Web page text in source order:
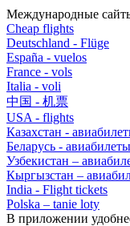
Международные
Cheap flights
Deutschland - Flüge
España - vuelos
France - vols
Italia - voli
中国 - 机票
USA - flights
Казахстан -
Беларусь - авиабилеты
Узбекистан –
Кыргызстан –
India - Flight tickets
Polska – tanie loty
В приложении